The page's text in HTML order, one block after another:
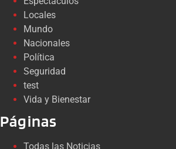
Locales
Mundo
Nacionales
Política
Seguridad
test
Vida y Bienestar
Páginas
Todas las Noticias